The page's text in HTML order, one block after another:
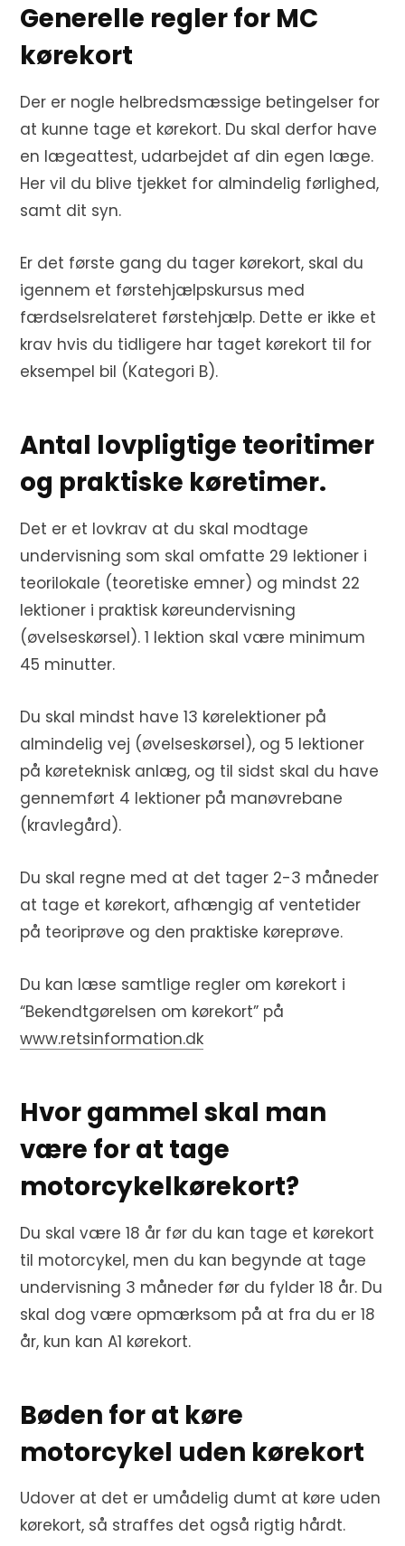
Generelle regler for MC
kørekort
Der er nogle helbredsmæssige betingelser for
at kunne tage et kørekort. Du skal derfor have
en lægeattest, udarbejdet af din egen læge.
Her vil du blive tjekket for almindelig førlighed,
samt dit syn.
Er det første gang du tager kørekort, skal du
igennem et førstehjælpskursus med
færdselsrelateret førstehjælp. Dette er ikke et
krav hvis du tidligere har taget kørekort til for
eksempel bil (Kategori B).
Antal lovpligtige teoritimer
og praktiske køretimer.
Det er et lovkrav at du skal modtage
undervisning som skal omfatte 29 lektioner i
teorilokale (teoretiske emner) og mindst 22
lektioner i praktisk køreundervisning
(øvelseskørsel). 1 lektion skal være minimum
45 minutter.
Du skal mindst have 13 kørelektioner på
almindelig vej (øvelseskørsel), og 5 lektioner
på køreteknisk anlæg, og til sidst skal du have
gennemført 4 lektioner på manøvrebane
(kravlegård).
Du skal regne med at det tager 2-3 måneder
at tage et kørekort, afhængig af ventetider
på teoriprøve og den praktiske køreprøve.
Du kan læse samtlige regler om kørekort i
“Bekendtgørelsen om kørekort” på
www.retsinformation.dk
Hvor gammel skal man
være for at tage
motorcykelkørekort?
Du skal være 18 år før du kan tage et kørekort
til motorcykel, men du kan begynde at tage
undervisning 3 måneder før du fylder 18 år. Du
skal dog være opmærksom på at fra du er 18
år, kun kan A1 kørekort.
Bøden for at køre
motorcykel uden kørekort
Udover at det er umådelig dumt at køre uden
kørekort, så straffes det også rigtig hårdt.